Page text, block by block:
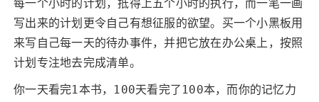
每一个小时的计划，抵得上五个小时的执行，而一笔一画
写出来的计划更令自己有想征服的欲望。买一个小黑板用
来写自己每一天的待办事件，并把它放在办公桌上，按照
计划专注地去完成清单。
你一天看完1本书，100天看完了100本，而你的记忆力